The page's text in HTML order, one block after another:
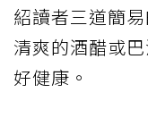
紹讀者三道簡
清爽的酒醋或
好健康。